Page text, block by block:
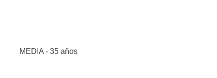
MEDIA - 35 años